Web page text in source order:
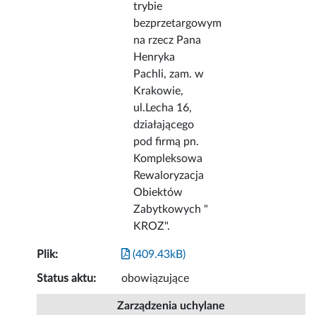
trybie
bezprzetargowym
na rzecz Pana
Henryka
Pachli, zam. w
Krakowie,
ul.Lecha 16,
działającego
pod firmą pn.
Kompleksowa
Rewaloryzacja
Obiektów
Zabytkowych "
KROZ".
Plik: (409.43kB)
Status aktu: obowiązujące
Zarządzenia uchylane